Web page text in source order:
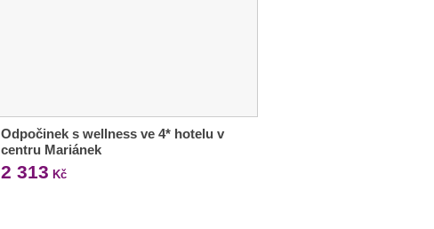
Odpočinek s wellness ve 4* hotelu v
centru Mariánek
2 313 Kč